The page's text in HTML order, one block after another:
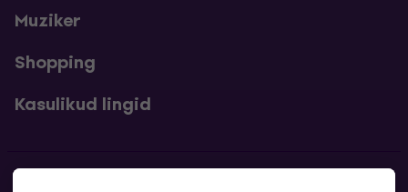
Muziker
Shopping
Kasulikud lingid